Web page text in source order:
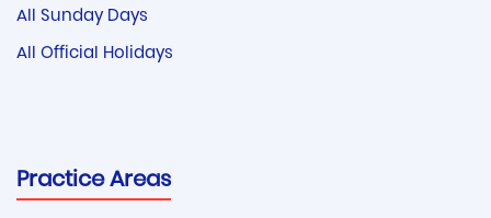
All Sunday Days
All Official Holidays
Practice Areas